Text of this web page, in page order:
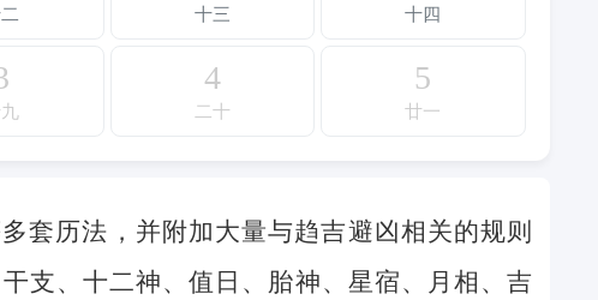
十三 十四
4
二十
5
廿一
套历法，并附加大量与趋吉避凶相关的规则
支、十二神、值日、胎神、星宿、月相、吉